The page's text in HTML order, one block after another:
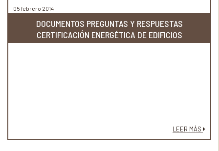
05 febrero 2014
DOCUMENTOS PREGUNTAS Y RESPUESTAS
CERTIFICACIÓN ENERGÉTICA DE EDIFICIOS
LEER MÁS